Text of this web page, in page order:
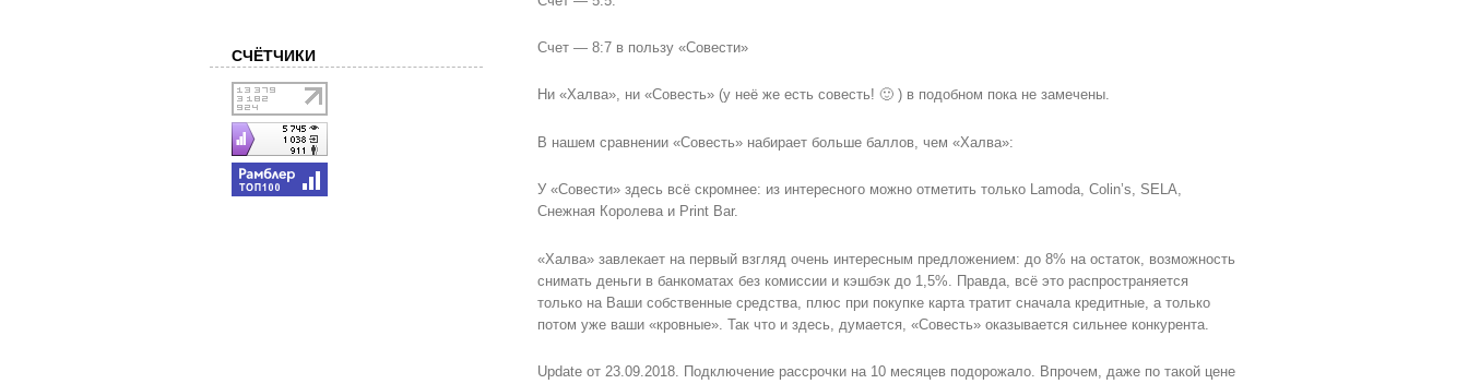
Счет — 8:7 в пользу «Совести»
Ни «Халва», ни «Совесть» (у неё же есть совесть! 🙂 ) в подобном пока не замечены.
В нашем сравнении «Совесть» набирает больше баллов, чем «Халва»:
У «Совести» здесь всё скромнее: из интересного можно отметить только Lamoda, Colin’s, SELA,
Снежная Королева и Print Bar.
«Халва» завлекает на первый взгляд очень интересным предложением: до 8% на остаток, возможность
снимать деньги в банкоматах без комиссии и кэшбэк до 1,5%. Правда, всё это распространяется
только на Ваши собственные средства, плюс при покупке карта тратит сначала кредитные, а только
потом уже ваши «кровные». Так что и здесь, думается, «Совесть» оказывается сильнее конкурента.
Update от 23.09.2018. Подключение рассрочки на 10 месяцев подорожало. Впрочем, даже по такой цене
СЧЁТЧИКИ